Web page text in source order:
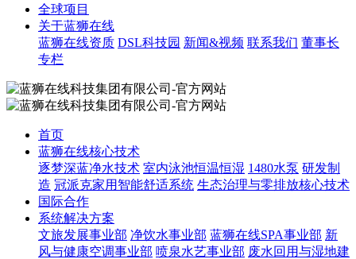
全球项目
关于蓝狮在线
蓝狮在线资质 DSL科技园 新闻&视频 联系我们 董事长
专栏
首页
蓝狮在线核心技术
逐梦深蓝净水技术 室内泳池恒温恒湿 1480水泵 研发制
造 冠派克家用智能舒适系统 生态治理与零排放核心技术
国际合作
系统解决方案
文旅发展事业部 净饮水事业部 蓝狮在线SPA事业部 新
风与健康空调事业部 喷泉水艺事业部 废水回用与湿地建